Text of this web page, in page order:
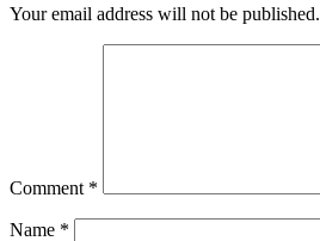
Your email address will not be published.
Comment *
Name *